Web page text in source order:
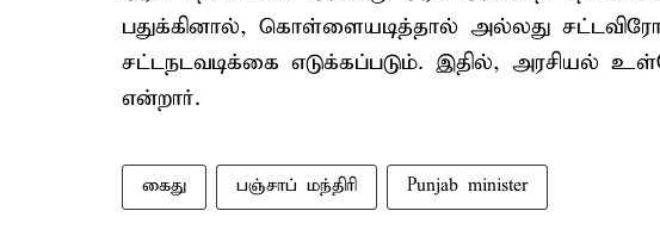
பதுக்கினால், கொள்ளையடித்தால் அல்லது
சட்டநடவடிக்கை எடுக்கப்படும். இதில், அரசியல்
என்றார்.
கைது பஞ்சாப் மந்திரி Punjab minister